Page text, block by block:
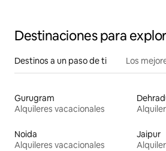
Destinaciones para
Destinos a un paso de ti Los
Gurugram
Alquileres vacacionales
Noida
Alquileres vacacionales
Jaipur